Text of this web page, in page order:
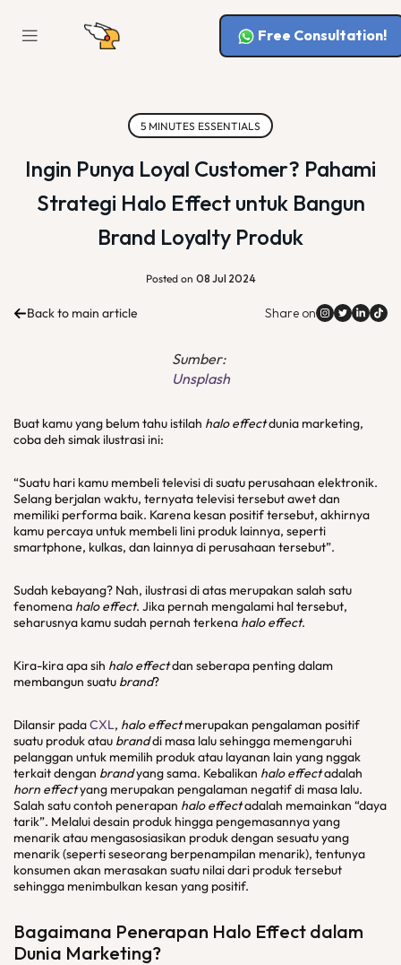
Free Consultation!
5 MINUTES ESSENTIALS
Ingin Punya Loyal Customer? Pahami
Strategi Halo Effect untuk Bangun
Brand Loyalty Produk
Posted on 08 Jul 2024
Back to main article Share on
Sumber:
Unsplash
Buat kamu yang belum tahu istilah halo effectdunia marketing,
coba deh simak ilustrasi ini:
“Suatu hari kamu membeli televisi di suatu perusahaan elektronik.
Selang berjalan waktu, ternyata televisi tersebut awet dan
memiliki performa baik. Karena kesan positif tersebut, akhirnya
kamu percaya untuk membeli lini produk lainnya, seperti
smartphone, kulkas, dan lainnya di perusahaan tersebut”.
Sudah kebayang? Nah, ilustrasi di atas merupakan salah satu
fenomena halo effect. Jika pernah mengalami hal tersebut,
seharusnya kamu sudah pernah terkena halo effect.
Kira-kira apa sih halo effectdan seberapa penting dalam
membangun suatu brand?
Dilansir padaCXL, halo effectmerupakan pengalaman positif
suatu produk atau branddi masa lalu sehingga memengaruhi
pelanggan untuk memilih produk atau layanan lain yang nggak
terkait dengan brandyang sama. Kebalikan halo effectadalah
horn effectyang merupakan pengalaman negatif di masa lalu.
Salah satu contoh penerapan halo effectadalah memainkan “daya
tarik”. Melalui desain produk hingga pengemasannya yang
menarik atau mengasosiasikan produk dengan sesuatu yang
menarik (seperti seseorang berpenampilan menarik), tentunya
konsumen akan merasakan suatu nilai dari produk tersebut
sehingga menimbulkan kesan yang positif.
Bagaimana Penerapan Halo Effect dalam
Dunia Marketing?